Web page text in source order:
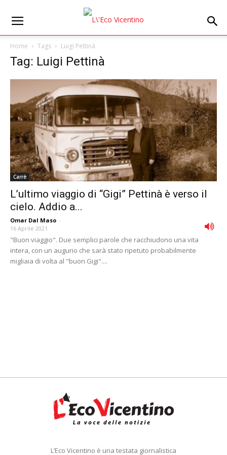
Home Tags Luigi Pettinà
Tag: Luigi Pettinà
Carrè
L’ultimo viaggio di “Gigi” Pettinà è verso il
cielo. Addio a...
Omar Dal Maso -
16 Aprile 2021
"Buon viaggio". Due semplici parole che racchiudono una vita
intera, con un augurio che sarà stato ripetuto probabilmente
migliaia di volta al "buon Gigi"....
L’Eco Vicentino è una testata giornalistica